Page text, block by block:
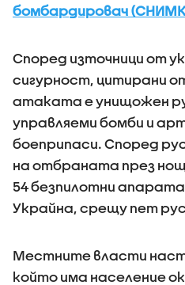
бомбардировач
Според източници от
сигурност, цитирани
атаката е унищожен
управляеми бомби и
боеприпаси. Според
на отбраната през
54 безпилотни
Украйна, срещу пет
Местните власти
който има население